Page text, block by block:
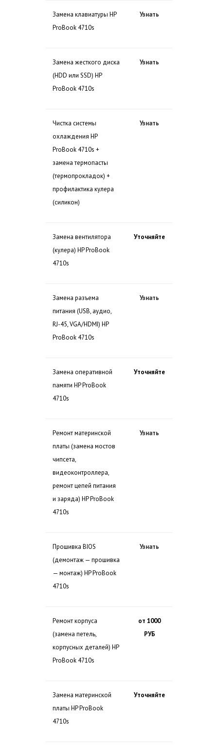
Замена клавиатуры HP
ProBook 4710s
Узнать
Замена жесткого диска
(HDD или SSD) HP
ProBook 4710s
Узнать
Чистка системы
охлаждения HP
ProBook 4710s +
замена термопасты
(термопрокладок) +
профилактика кулера
(силикон)
Узнать
Замена вентилятора
(кулера) HP ProBook
4710s
Уточняйте
Замена разъема
питания (USB, аудио,
RJ-45, VGA/HDMI) HP
ProBook 4710s
Узнать
Замена оперативной
памяти HP ProBook
4710s
Уточняйте
Ремонт материнской
платы (замена мостов
чипсета,
видеоконтроллера,
ремонт цепей питания
и заряда) HP ProBook
4710s
Узнать
Прошивка BIOS
(демонтаж — прошивка
— монтаж) HP ProBook
4710s
Узнать
Ремонт корпуса
(замена петель,
корпусных деталей) HP
ProBook 4710s
от 1000
РУБ
Замена материнской
платы HP ProBook
4710s
Уточняйте